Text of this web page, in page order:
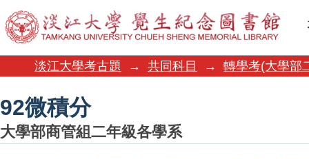
92微積分
淡江大學考古題 → 共同科目 → 轉學考(大學部
92微積分
大學部商管組二年級各學系